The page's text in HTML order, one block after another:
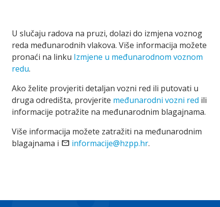
U slučaju radova na pruzi, dolazi do izmjena voznog
reda međunarodnih vlakova. Više informacija možete
pronaći na linku Izmjene u međunarodnom voznom
redu.
Ako želite provjeriti detaljan vozni red ili putovati u
druga odredišta, provjerite međunarodni vozni red ili
informacije potražite na međunarodnim blagajnama.
Više informacija možete zatražiti na međunarodnim
blagajnama i email informacije@hzpp.hr.